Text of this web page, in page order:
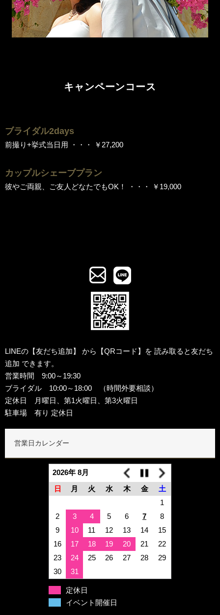
キャンペーンコース
ブライダル2days
前撮り+挙式当日用 ・・・ ￥27,200
カップルシェーブプラン
彼やご両親、ご友人どなたでもOK！ ・・・ ￥19,000
LINEの【友だち追加】 から【QRコード】を 読み取ると友だち
追加 できます。
営業時間 9:00～19:30
ブライダル 10:00～18:00 （時間外要相談）
定休日 月曜日、第1火曜日、第3火曜日
駐車場 有り 定休日
営業日カレンダー
2026年 8月
日
月 火 水 木 金
土
1
2
3 4 5 6 7
8
9
10 11 12 13 14
15
16
17 18 19 20 21
22
23
24 25 26 27 28
29
30
31
定休日
イベント開催日